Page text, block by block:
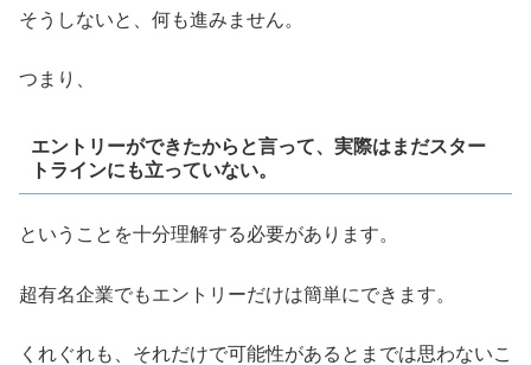
そうしないと、何も進みません。
つまり、
エントリーができたからと言って、実際はまだスター
トラインにも立っていない。
ということを十分理解する必要があります。
超有名企業でもエントリーだけは簡単にできます。
くれぐれも、それだけで可能性があるとまでは思わないこ